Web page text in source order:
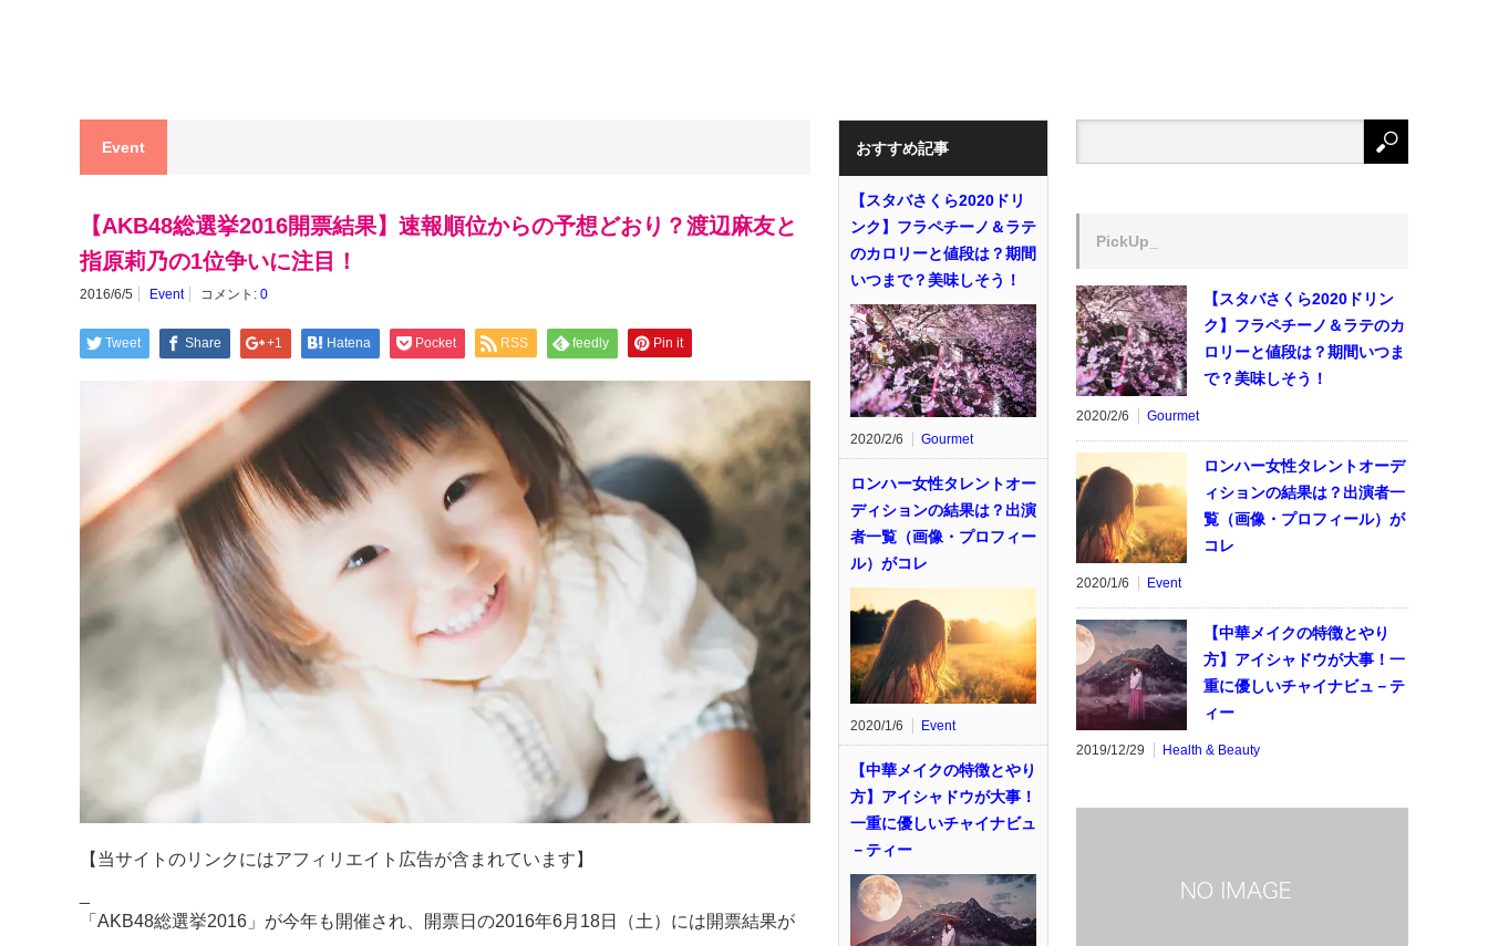
Event
【AKB48総選挙2016開票結果】速報順位からの予想どおり？渡辺麻友と
指原莉乃の1位争いに注目！
2016/6/5 Event コメント: 0
Tweet Share +1 Hatena Pocket RSS feedly Pin it
【当サイトのリンクにはアフィリエイト広告が含まれています】
「AKB48総選挙2016」が今年も開催され、開票日の2016年6月18日（土）には開票結果が
おすすめ記事
【スタバさくら2020ドリ
ンク】フラペチーノ＆ラテ
のカロリーと値段は？期間
いつまで？美味しそう！
2020/2/6 Gourmet
ロンハー女性タレントオー
ディションの結果は？出演
者一覧（画像・プロフィー
ル）がコレ
2020/1/6 Event
【中華メイクの特徴とやり
方】アイシャドウが大事！
一重に優しいチャイナビュ
－ティー
PickUp_
【スタバさくら2020ドリン
ク】フラペチーノ＆ラテのカ
ロリーと値段は？期間いつま
で？美味しそう！
2020/2/6 Gourmet
ロンハー女性タレントオーデ
ィションの結果は？出演者一
覧（画像・プロフィール）が
コレ
2020/1/6 Event
【中華メイクの特徴とやり
方】アイシャドウが大事！一
重に優しいチャイナビュ－テ
ィー
2019/12/29 Health & Beauty